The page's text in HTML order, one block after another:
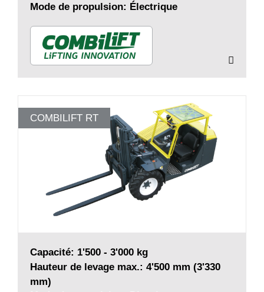
Mode de propulsion: Électrique
COMBILIFT RT
Capacité: 1'500 - 3'000 kg
Hauteur de levage max.: 4'500 mm (3'330
mm)